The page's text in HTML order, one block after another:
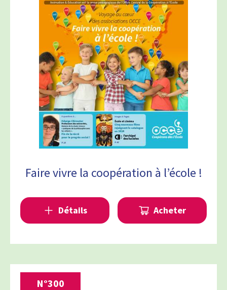
Faire vivre la coopération à l’école !
Détails Acheter
N°300